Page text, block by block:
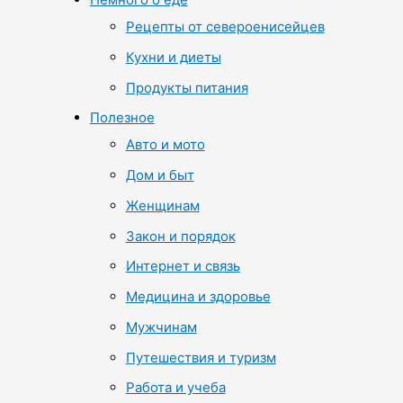
Рецепты от североенисейцев
Кухни и диеты
Продукты питания
Полезное
Авто и мото
Дом и быт
Женщинам
Закон и порядок
Интернет и связь
Медицина и здоровье
Мужчинам
Путешествия и туризм
Работа и учеба